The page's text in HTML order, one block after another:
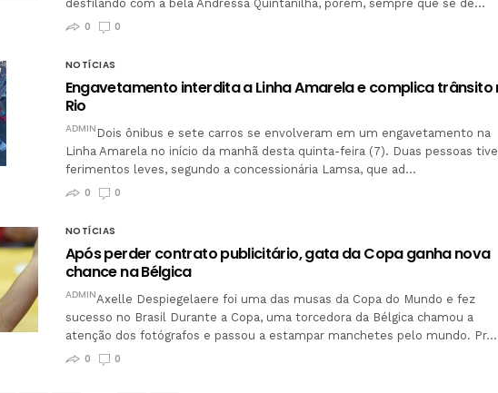
desfilando com a bela Andressa Quintanilha, porém, sempre que se de…
0
0
NOTÍCIAS
Engavetamento interdita a Linha Amarela e complica trânsito
Rio
ADMIN Dois ônibus e sete carros se envolveram em um engavetamento na
Linha Amarela no início da manhã desta quinta-feira (7). Duas pessoas
ferimentos leves, segundo a concessionária Lamsa, que ad…
0
0
NOTÍCIAS
Após perder contrato publicitário, gata da Copa ganha nova
chance na Bélgica
ADMINAxelle Despiegelaere foi uma das musas da Copa do Mundo e fez
sucesso no Brasil Durante a Copa, uma torcedora da Bélgica chamou a
atenção dos fotógrafos e passou a estampar manchetes pelo mundo. Pr…
0
0